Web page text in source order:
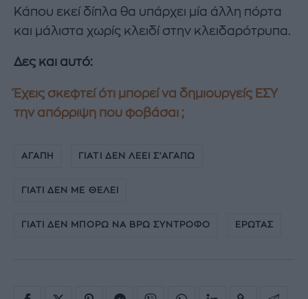
Κάπου εκεί δίπλα θα υπάρχει μία άλλη πόρτα
και μάλιστα χωρίς κλειδί στην κλειδαρότρυπα.
Δες και αυτό:
Έχεις σκεφτεί ότι μπορεί να δημιουργείς ΕΣΥ
την απόρριψη που φοβάσαι ;
ΑΓΑΠΗ ΓΙΑΤΙ ΔΕΝ ΛΕΕΙ Σ'ΑΓΑΠΩ
ΓΙΑΤΙ ΔΕΝ ΜΕ ΘΕΛΕΙ
ΓΙΑΤΙ ΔΕΝ ΜΠΟΡΩ ΝΑ ΒΡΩ ΣΥΝΤΡΟΦΟ ΕΡΩΤΑΣ